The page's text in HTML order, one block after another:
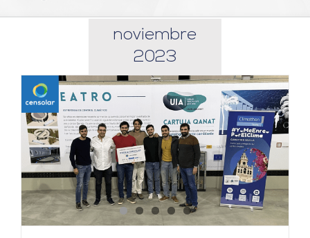
noviembre
2023